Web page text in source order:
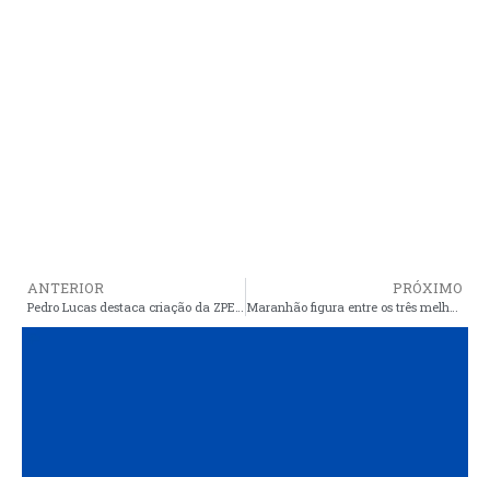
ANTERIOR
Pedro Lucas destaca criação da ZPE do Maranhão
PRÓXIMO
Maranhão figura entre os três melhores desempenhos de alfabetização de crianças entre os estados do Nordeste